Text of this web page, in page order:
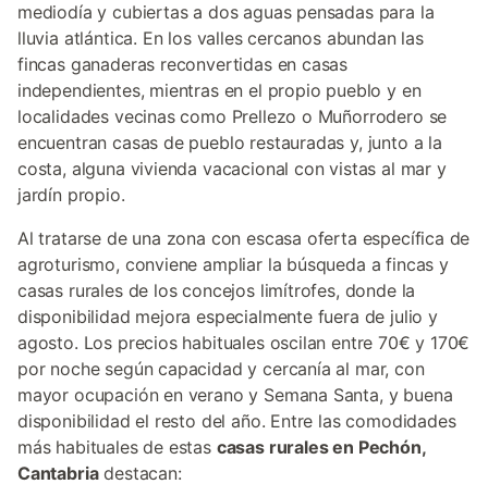
mediodía y cubiertas a dos aguas pensadas para la
lluvia atlántica. En los valles cercanos abundan las
fincas ganaderas reconvertidas en casas
independientes, mientras en el propio pueblo y en
localidades vecinas como Prellezo o Muñorrodero se
encuentran casas de pueblo restauradas y, junto a la
costa, alguna vivienda vacacional con vistas al mar y
jardín propio.
Al tratarse de una zona con escasa oferta específica de
agroturismo, conviene ampliar la búsqueda a fincas y
casas rurales de los concejos limítrofes, donde la
disponibilidad mejora especialmente fuera de julio y
agosto. Los precios habituales oscilan entre 70€ y 170€
por noche según capacidad y cercanía al mar, con
mayor ocupación en verano y Semana Santa, y buena
disponibilidad el resto del año. Entre las comodidades
más habituales de estas casas rurales en Pechón,
Cantabriadestacan: